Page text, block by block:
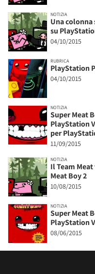
NOTIZIA
Una colonna
su
04/10/2015
RUBRICA
PlayStation
04/10/2015
NOTIZIA
Super Meat
PlayStation
per
11/09/2015
NOTIZIA
Il Team
Meat Boy 2
10/08/2015
NOTIZIA
Super Meat
PlayStation
08/06/2015